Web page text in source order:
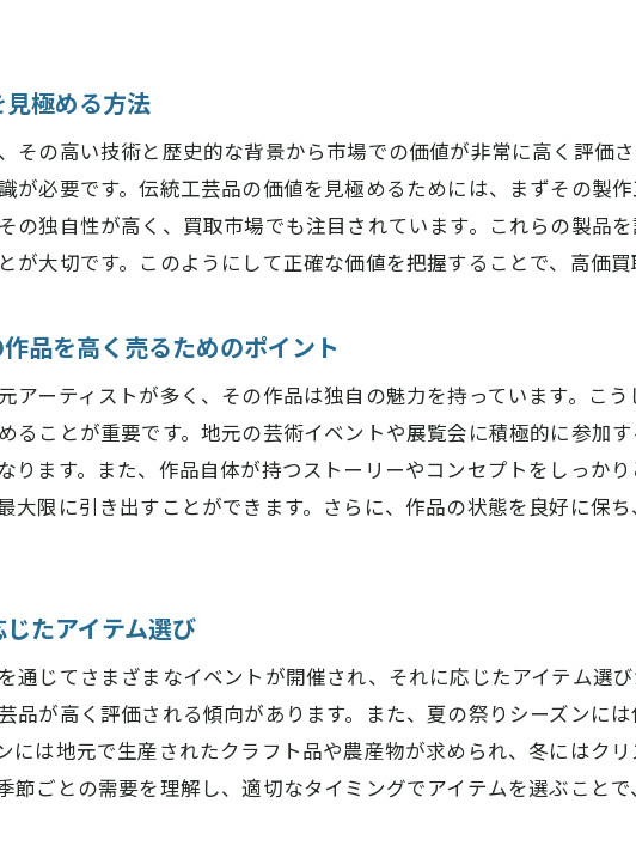
極める方法
その高い技術と歴史的な背景から市場での価値が非常に高く評価
が必要です。伝統工芸品の価値を見極めるためには、まずその製
の独自性が高く、買取市場でも注目されています。これらの製品
が大切です。このようにして正確な価値を把握することで、高価買
品を高く売るためのポイント
アーティストが多く、その作品は独自の魅力を持っています。こ
ることが重要です。地元の芸術イベントや展覧会に積極的に参加
ります。また、作品自体が持つストーリーやコンセプトをしっか
大限に引き出すことができます。さらに、作品の状態を良好に保
たアイテム選び
通じてさまざまなイベントが開催され、それに応じたアイテム選
品が高く評価される傾向があります。また、夏の祭りシーズンに
には地元で生産されたクラフト品や農産物が求められ、冬にはク
節ごとの需要を理解し、適切なタイミングでアイテムを選ぶことで